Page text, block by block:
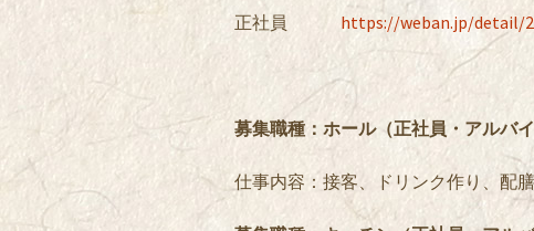
正社員 https://weban.jp/detail/
募集職種：ホール（正社員・アルバイ
仕事内容：接客、ドリンク作り、配